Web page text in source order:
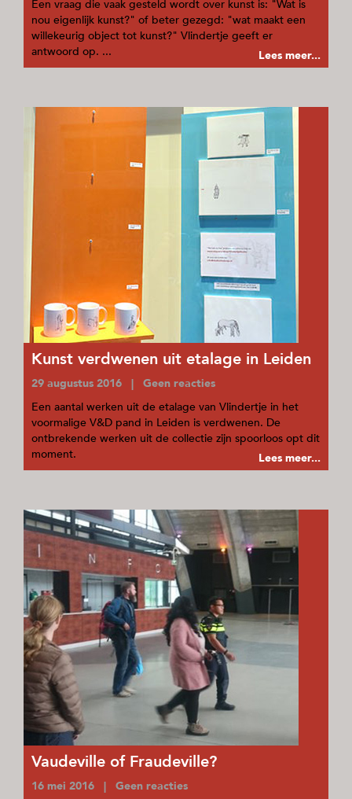
Een vraag die vaak gesteld wordt over kunst is: "Wat is
nou eigenlijk kunst?" of beter gezegd: "wat maakt een
willekeurig object tot kunst?" Vlindertje geeft er
antwoord op. ...
Lees meer...
Kunst verdwenen uit etalage in Leiden
29 augustus 2016 | Geen reacties
Een aantal werken uit de etalage van Vlindertje in het
voormalige V&D pand in Leiden is verdwenen. De
ontbrekende werken uit de collectie zijn spoorloos opt dit
moment.
Lees meer...
Vaudeville of Fraudeville?
16 mei 2016 | Geen reacties